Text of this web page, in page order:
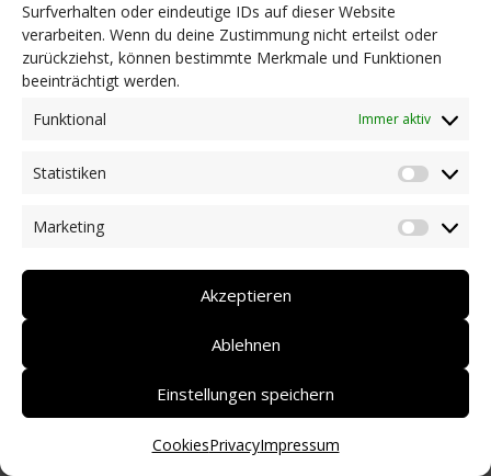
Surfverhalten oder eindeutige IDs auf dieser Website
verarbeiten. Wenn du deine Zustimmung nicht erteilst oder
zurückziehst, können bestimmte Merkmale und Funktionen
beeinträchtigt werden.
Funktional
Immer aktiv
Statistiken
Marketing
Akzeptieren
Ablehnen
Einstellungen speichern
CookiesPrivacyImpressum
NEWS
Dringlichkeitsmaßnahmen und aktuelle Informationen
Coronakrise: Hilfsangebote unserer Mitglieder
Initiativen unserer Mitglieder/Partner
DEUTSCH